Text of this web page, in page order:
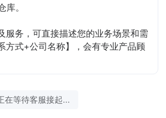
。
服务，可直接描述您的业务场景和需
方式+公司名称】，会有专业产品顾
在等待客服接起...